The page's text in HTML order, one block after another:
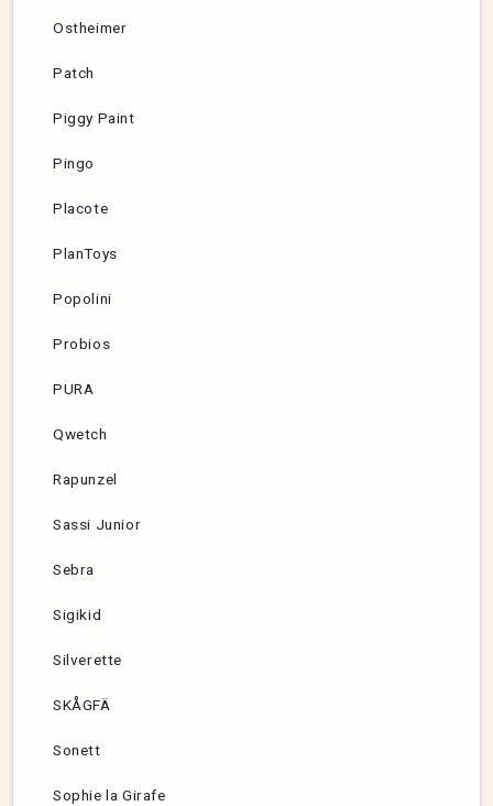
Ostheimer
Patch
Piggy Paint
Pingo
Placote
PlanToys
Popolini
Probios
PURA
Qwetch
Rapunzel
Sassi Junior
Sebra
Sigikid
Silverette
SKÅGFÄ
Sonett
Sophie la Girafe